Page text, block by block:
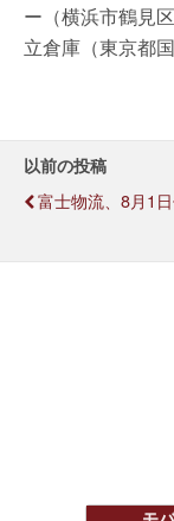
ー（横浜市鶴見
立倉庫（東京都
以前の投稿
富士物流、8月1